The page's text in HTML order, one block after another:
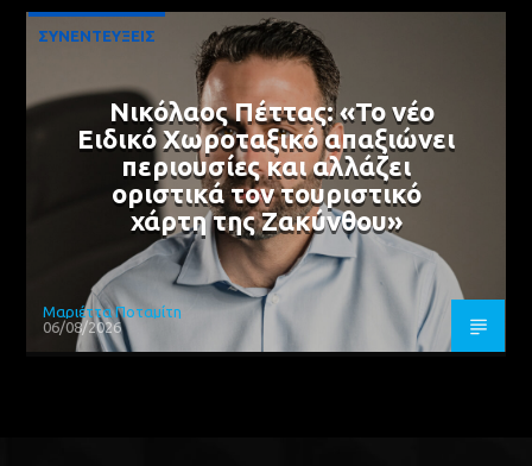
ΣΥΝΕΝΤΕΥΞΕΙΣ
Νικόλαος Πέττας: «Το νέο
Ειδικό Χωροταξικό απαξιώνει
περιουσίες και αλλάζει
οριστικά τον τουριστικό
χάρτη της Ζακύνθου»
Μαριέττα Ποταμίτη
06/08/2026